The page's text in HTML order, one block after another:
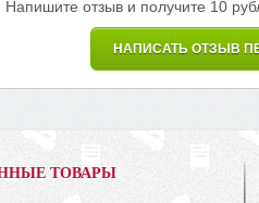
Напишите отзыв и получите 10
НАПИСАТЬ ОТЗЫВ
ТОВАРЫ0%